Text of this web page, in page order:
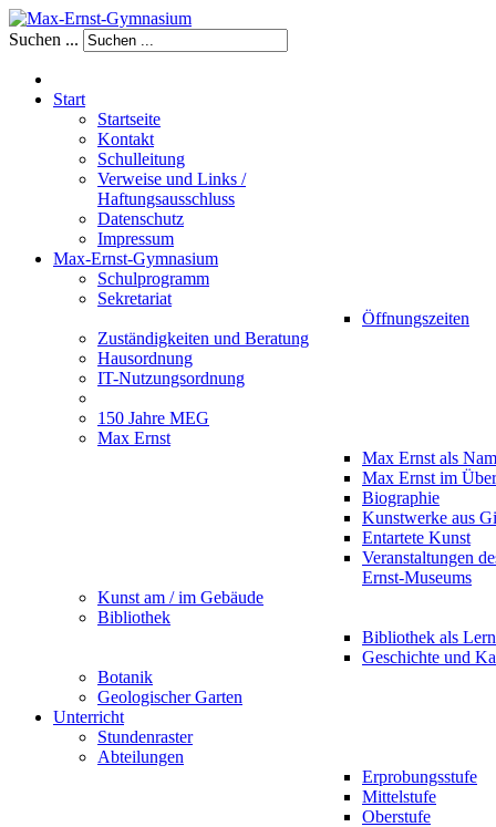
Suchen ...
Start
Startseite
Kontakt
Schulleitung
Verweise und Links /
Haftungsausschluss
Datenschutz
Impressum
Max-Ernst-Gymnasium
Schulprogramm
Sekretariat
Öffnungszeiten
Zuständigkeiten und Beratung
Hausordnung
IT-Nutzungsordnung
150 Jahre MEG
Max Ernst
Max Ernst als
Max Ernst im
Biographie
Kunstwerke aus
Entartete Kunst
Veranstaltungen
Ernst-Museums
Kunst am / im Gebäude
Bibliothek
Bibliothek als
Geschichte und
Botanik
Geologischer Garten
Unterricht
Stundenraster
Abteilungen
Erprobungsstufe
Mittelstufe
Oberstufe